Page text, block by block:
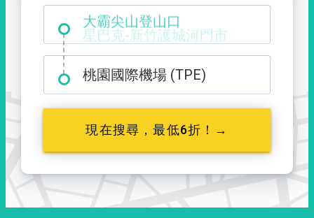
大霸尖山登山口
桃園國際機場 (TPE)
現在搜尋，最低6折！→